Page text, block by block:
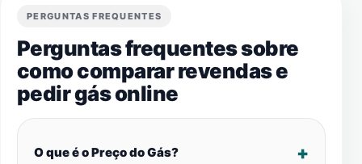
PERGUNTAS FREQUENTES
Perguntas frequentes sobre
como comparar revendas e
pedir gás online
O que é o Preço do Gás?